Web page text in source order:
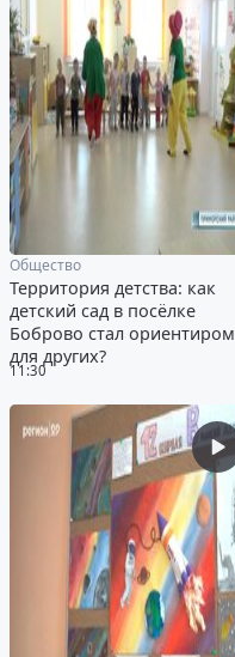
11:30
Общество
Территория детства: как
детский сад в посёлке
Боброво стал ориентиром
для других?